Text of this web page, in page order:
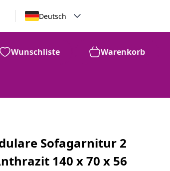
Deutsch
Wunschliste Warenkorb
Sofagarnitur 2
140 x 70 x 56